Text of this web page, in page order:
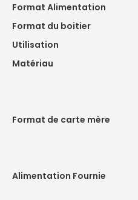
Format Alimentation
Format du boitier
Utilisation
Matériau
Format de carte mère
Alimentation Fournie